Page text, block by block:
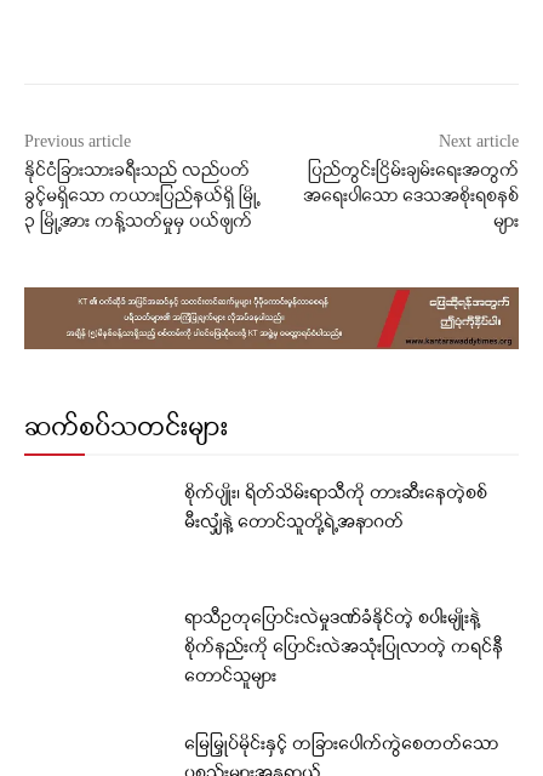
Previous article
နိုင်ငံခြားသားခရီးသည် လည်ပတ်
ခွင့်မရှိသော ကယားပြည်နယ်ရှိ မြို့
၃ မြို့အား ကန့်သတ်မှုမှ ပယ်ဖျက်
Next article
ပြည်တွင်းငြိမ်းချမ်းရေးအတွက်
အရေးပါသော ဒေသအစိုးရစနစ်
များ
ဆက်စပ်သတင်းများ
စိုက်ပျိုး၊ ရိတ်သိမ်းရာသီကို တားဆီးနေတဲ့စစ်
မီးလျှံနဲ့ တောင်သူတို့ရဲ့အနာဂတ်
ရာသီဥတုပြောင်းလဲမှုဒဏ်ခံနိုင်တဲ့ စပါးမျိုးနဲ့
စိုက်နည်းကို ပြောင်းလဲအသုံးပြုလာတဲ့ ကရင်နီ
တောင်သူများ
မြေမြှုပ်မိုင်းနှင့် တခြားပေါက်ကွဲစေတတ်သော